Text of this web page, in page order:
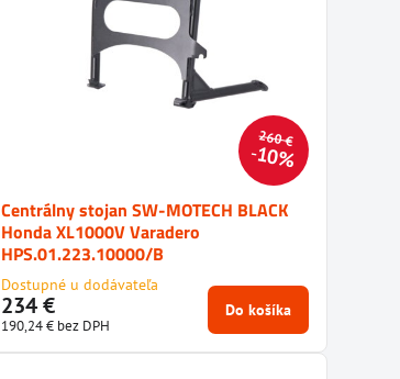
260 €
10%
Centrálny stojan SW-MOTECH BLACK
Honda XL1000V Varadero
HPS.01.223.10000/B
Dostupné u dodávateľa
234 €
190,24 € bez DPH
Do košíka